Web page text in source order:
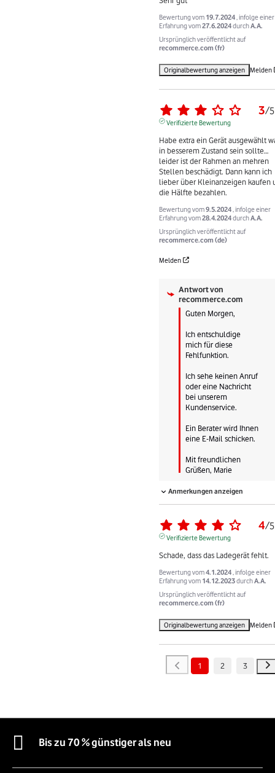
Bewertung vom 19.7.2024 , infolge einer
Erfahrung vom27.6.2024durchA.A.
Ursprünglich veröffentlicht auf
recommerce.com (fr)
Originalbewertung anzeigen Melden
3/5
Verifizierte Bewertung
Habe extra ein Gerät ausgewählt
in besserem Zustand sein sollte…
leider ist der Rahmen an mehren
Stellen beschädigt. Dann kann ich
lieber über Kleinanzeigen kaufen
die Hälfte bezahlen.
Bewertung vom9.5.2024 , infolge einer
Erfahrung vom28.4.2024durchA.A.
Ursprünglich veröffentlicht auf
recommerce.com (de)
Melden
Antwort von
recommerce.com
Guten Morgen,
Ich entschuldige
mich für diese
Fehlfunktion.
Ich sehe keinen Anruf
oder eine Nachricht
bei unserem
Kundenservice.
Ein Berater wird Ihnen
eine E-Mail schicken.
Mit freundlichen
Grüßen, Marie
Anmerkungen anzeigen
4/5
Verifizierte Bewertung
Schade, dass das Ladegerät fehlt.
Bewertung vom4.1.2024 , infolge einer
Erfahrung vom 14.12.2023durchA.A.
Ursprünglich veröffentlicht auf
recommerce.com (fr)
Originalbewertung anzeigen Melden
1 2 3
Bis zu 70 % günstiger als neu